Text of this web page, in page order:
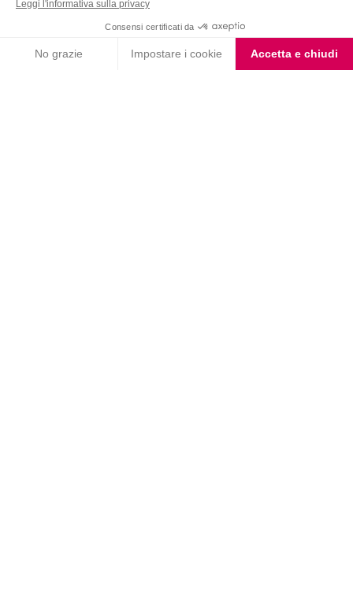
Iscriviti alla newsletter